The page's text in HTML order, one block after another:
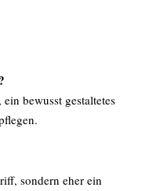
bewusst gestaltetes
sondern eher ein